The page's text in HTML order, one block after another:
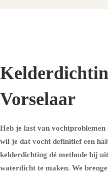
Vorselaar
Heb je last van
wil je dat vocht definitief een
kelderdichting dé methode bij
waterdicht te maken. We